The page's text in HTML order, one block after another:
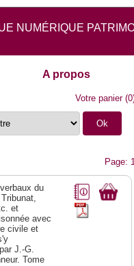
NUMÉRIQUE
A propos
Votre panier(0
Page:
du
et
avec
civile et
J.-G.
Tome